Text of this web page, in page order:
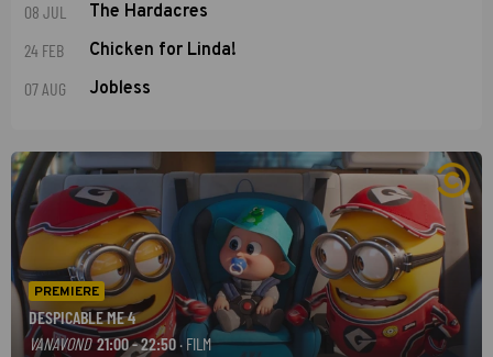
08 JUL The Hardacres
24 FEB Chicken for Linda!
07 AUG Jobless
PREMIERE
DESPICABLE ME 4
VANAVOND 21:00 - 22:50 · FILM